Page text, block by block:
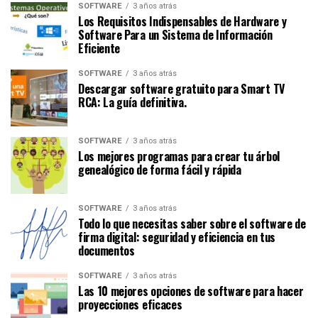
SOFTWARE 3 años atrás
Los Requisitos Indispensables de Hardware y
Software Para un Sistema de Información
Eficiente
SOFTWARE 3 años atrás
Descargar software gratuito para Smart TV
RCA: La guía definitiva.
SOFTWARE 3 años atrás
Los mejores programas para crear tu árbol
genealógico de forma fácil y rápida
SOFTWARE 3 años atrás
Todo lo que necesitas saber sobre el software de
firma digital: seguridad y eficiencia en tus
documentos
SOFTWARE 3 años atrás
Las 10 mejores opciones de software para hacer
proyecciones eficaces